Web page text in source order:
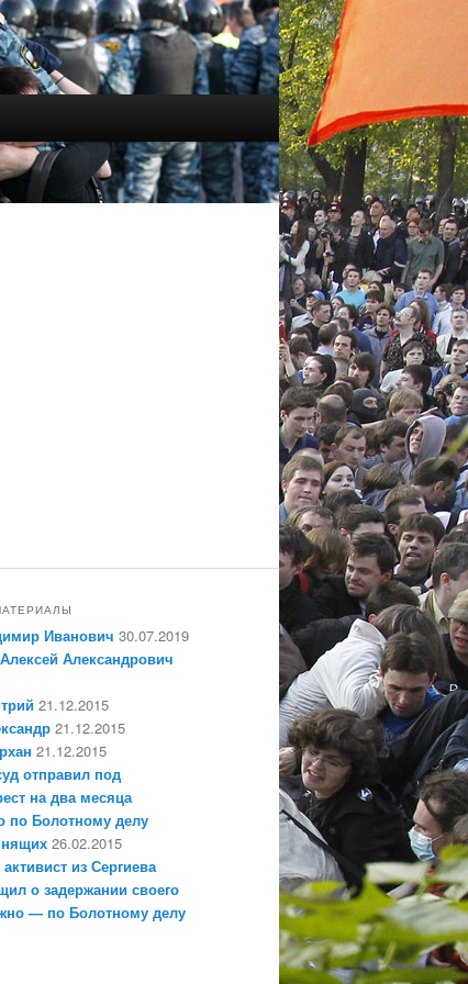
Иванович 30.07.2019
Александрович
21.12.2015
21.12.2015
21.12.2015
отправил под
на два месяца
по Болотному делу
26.02.2015
из Сергиева
о задержании своего
— по Болотному делу